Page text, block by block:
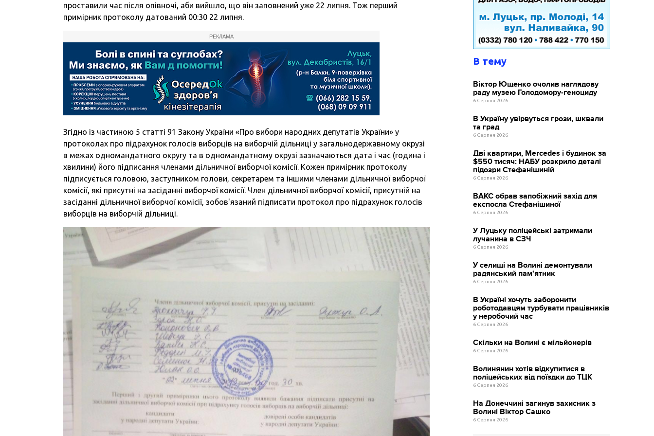
проставили час після опівночі, аби вийшло, що він заповнений уже 22 липня. Тож перший
примірник протоколу датований 00:30 22 липня.
РЕКЛАМА
Згідно із частиною 5 статті 91 Закону України «Про вибори народних депутатів України» у
протоколах про підрахунок голосів виборців на виборчій дільниці у загальнодержавному окрузі
в межах одномандатного округу та в одномандатному окрузі зазначаються дата і час (година і
хвилини) його підписання членами дільничної виборчої комісії. Кожен примірник протоколу
підписується головою, заступником голови, секретарем та іншими членами дільничної виборчої
комісії, які присутні на засіданні виборчої комісії. Член дільничної виборчої комісії, присутній на
засіданні дільничної виборчої комісії, зобов'язаний підписати протокол про підрахунок голосів
виборців на виборчій дільниці.
В тему
Віктор Ющенко очолив наглядову
раду музею Голодомору-геноциду
6 Серпня 2026
В Україну увірвуться грози, шквали
та град
6 Серпня 2026
Дві квартири, Mercedes і будинок за
$550 тисяч: НАБУ розкрило деталі
підозри Стефанішиній
6 Серпня 2026
ВАКС обрав запобіжний захід для
експосла Стефанішиної
6 Серпня 2026
У Луцьку поліцейські затримали
лучанина в СЗЧ
6 Серпня 2026
У селищі на Волині демонтували
радянський пам'ятник
6 Серпня 2026
В Україні хочуть заборонити
роботодавцям турбувати працівників
у неробочий час
6 Серпня 2026
Скільки на Волині є мільйонерів
6 Серпня 2026
Волинянин хотів відкупитися в
поліцейських від поїздки до ТЦК
6 Серпня 2026
На Донеччині загинув захисник з
Волині Віктор Сашко
6 Серпня 2026